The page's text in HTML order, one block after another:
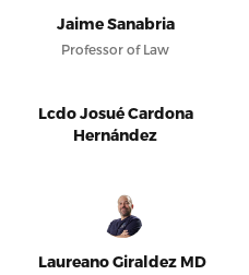
Jaime Sanabria
Professor of Law
Lcdo Josué Cardona
Hernández
Laureano Giraldez MD